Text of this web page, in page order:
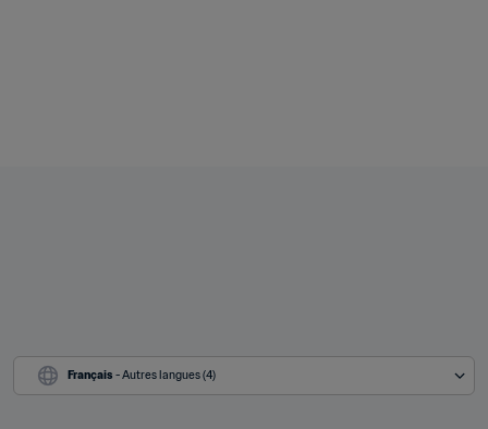
Français - Autres langues (4)